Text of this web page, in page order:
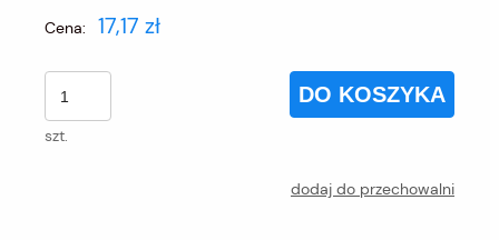
Cena: 17,17 zł
szt.
DO KOSZYKA
dodaj do przechowalni